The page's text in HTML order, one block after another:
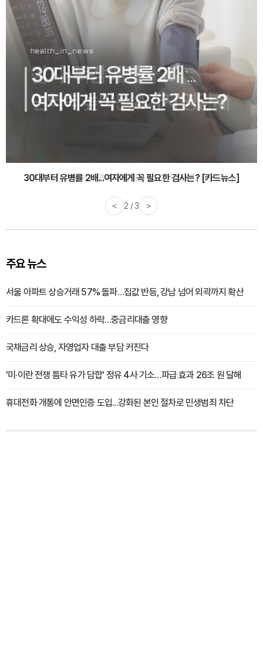
감기·독감 예방하고 면역력 높이는 4가지 영양제 [카드뉴스]
< 3 / 3 >
주요 뉴스
서울 아파트 상승거래 57% 돌파…집값 반등, 강남 넘어 외곽까지 확산
카드론 확대에도 수익성 하락…중금리대출 영향
국채금리 상승, 자영업자 대출 부담 커진다
'미·이란 전쟁 틈타 유가 담합' 정유 4사 기소…파급 효과 26조 원 달해
휴대전화 개통에 안면인증 도입...강화된 본인 절차로 민생범죄 차단